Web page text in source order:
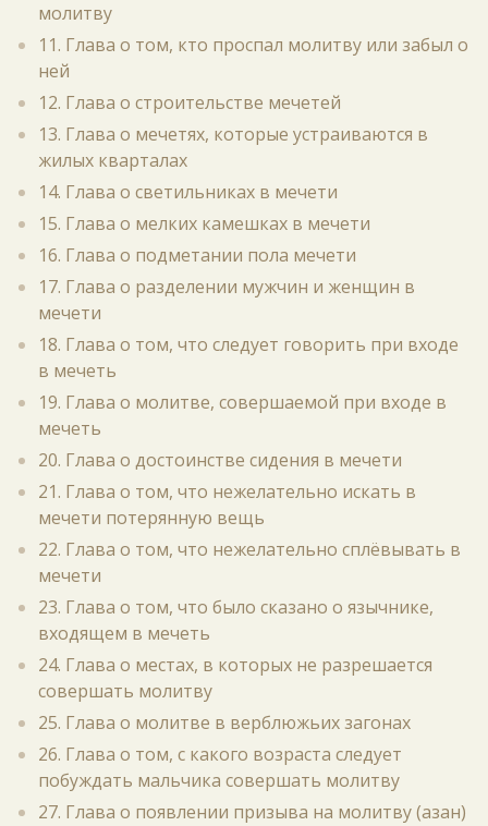
молитву
11. Глава о том, кто проспал молитву или забыл о
ней
12. Глава о строительстве мечетей
13. Глава о мечетях, которые устраиваются в
жилых кварталах
14. Глава о светильниках в мечети
15. Глава о мелких камешках в мечети
16. Глава о подметании пола мечети
17. Глава о разделении мужчин и женщин в
мечети
18. Глава о том, что следует говорить при входе
в мечеть
19. Глава о молитве, совершаемой при входе в
мечеть
20. Глава о достоинстве сидения в мечети
21. Глава о том, что нежелательно искать в
мечети потерянную вещь
22. Глава о том, что нежелательно сплёвывать в
мечети
23. Глава о том, что было сказано о язычнике,
входящем в мечеть
24. Глава о местах, в которых не разрешается
совершать молитву
25. Глава о молитве в верблюжьих загонах
26. Глава о том, с какого возраста следует
побуждать мальчика совершать молитву
27. Глава о появлении призыва на молитву (азан)